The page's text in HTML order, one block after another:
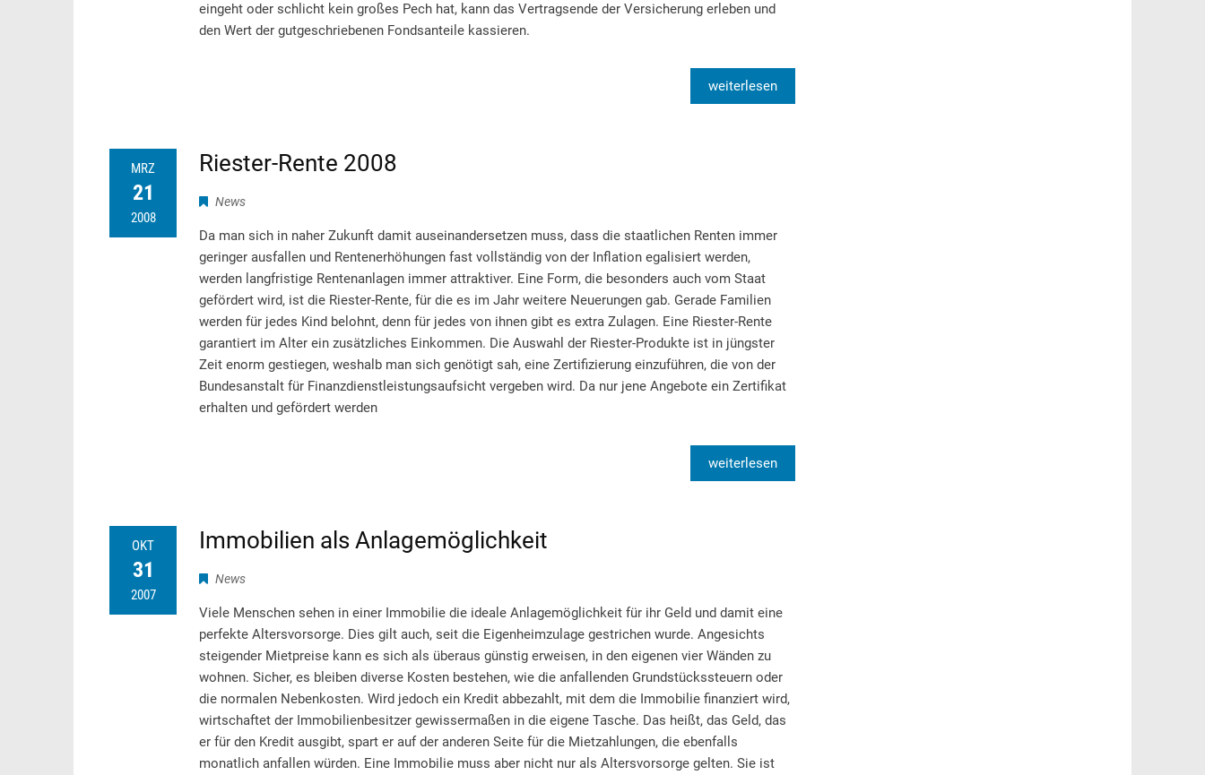
eingeht oder schlicht kein großes Pech hat, kann das Vertragsende der Versicherung erleben und
den Wert der gutgeschriebenen Fondsanteile kassieren.
weiterlesen
MRZ
21
2008
Riester-Rente 2008
News
Da man sich in naher Zukunft damit auseinandersetzen muss, dass die staatlichen Renten immer
geringer ausfallen und Rentenerhöhungen fast vollständig von der Inflation egalisiert werden,
werden langfristige Rentenanlagen immer attraktiver. Eine Form, die besonders auch vom Staat
gefördert wird, ist die Riester-Rente, für die es im Jahr weitere Neuerungen gab. Gerade Familien
werden für jedes Kind belohnt, denn für jedes von ihnen gibt es extra Zulagen. Eine Riester-Rente
garantiert im Alter ein zusätzliches Einkommen. Die Auswahl der Riester-Produkte ist in jüngster
Zeit enorm gestiegen, weshalb man sich genötigt sah, eine Zertifizierung einzuführen, die von der
Bundesanstalt für Finanzdienstleistungsaufsicht vergeben wird. Da nur jene Angebote ein Zertifikat
erhalten und gefördert werden
weiterlesen
OKT
31
2007
Immobilien als Anlagemöglichkeit
News
Viele Menschen sehen in einer Immobilie die ideale Anlagemöglichkeit für ihr Geld und damit eine
perfekte Altersvorsorge. Dies gilt auch, seit die Eigenheimzulage gestrichen wurde. Angesichts
steigender Mietpreise kann es sich als überaus günstig erweisen, in den eigenen vier Wänden zu
wohnen. Sicher, es bleiben diverse Kosten bestehen, wie die anfallenden Grundstückssteuern oder
die normalen Nebenkosten. Wird jedoch ein Kredit abbezahlt, mit dem die Immobilie finanziert wird,
wirtschaftet der Immobilienbesitzer gewissermaßen in die eigene Tasche. Das heißt, das Geld, das
er für den Kredit ausgibt, spart er auf der anderen Seite für die Mietzahlungen, die ebenfalls
monatlich anfallen würden. Eine Immobilie muss aber nicht nur als Altersvorsorge gelten. Sie ist